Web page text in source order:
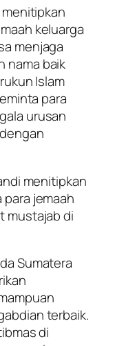
keluarga
menjaga
nama baik
Islam
para
urusan
menitipkan
jemaah
mustajab di
Sumatera
terbaik.
di